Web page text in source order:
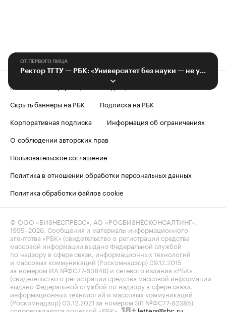
ОТ ПЕРВОГО ЛИЦА
Контактная информация
Редакция
Скрыть баннеры на РБК
Подписка на РБК
Корпоративная подписка
Информация об ограничениях
О соблюдении авторских прав
Пользовательское соглашение
Политика в отношении обработки персональных данных
Политика обработки файлов cookie
© ООО «БИЗНЕСПРЕСС», АО «РОСБИЗНЕСКОНСАЛТИНГ»,
1995–2026 . Сообщения и материалы информационного
агентства «РБК» (свидетельство о регистрации средства
массовой информации выдано Федеральной службой
по надзору в сфере связи, информационных технологий
и массовых коммуникаций (Роскомнадзор) 09.12.2015
за номером ИА №ФС77-63848) и сетевого издания «РБК»
(свидетельство о регистрации средства массовой информации
выдано Федеральной службой по надзору в сфере связи,
информационных технологий и массовых коммуникаций
(Роскомнадзор) 03.12.2021 за номером ЭЛ №ФС77-82385)
сопровождаются пометкой «РБК».
letters@rbc.ru